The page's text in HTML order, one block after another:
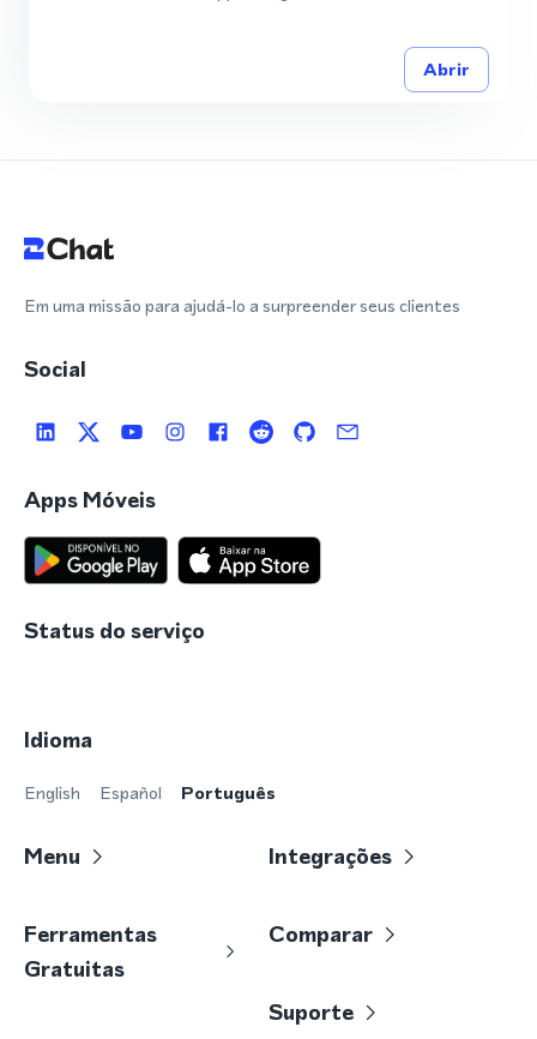
Abrir
Em uma missão para ajudá-lo a surpreender seus clientes
Social
Apps Móveis
Status do serviço
Idioma
English Español Português
Menu Integrações
Ferramentas
Gratuitas
Comparar
Suporte